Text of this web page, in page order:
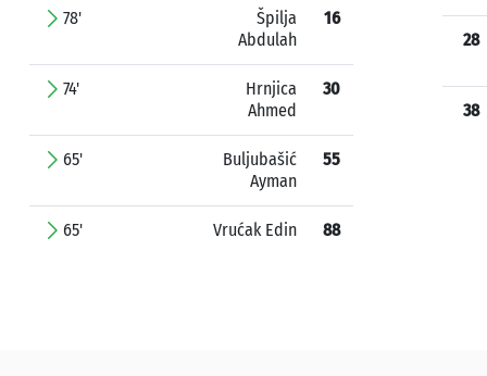
78'
Špilja
Abdulah
16
74'
Hrnjica
Ahmed
30
65'
Buljubašić
Ayman
55
65' Vrućak Edin 88
28
38